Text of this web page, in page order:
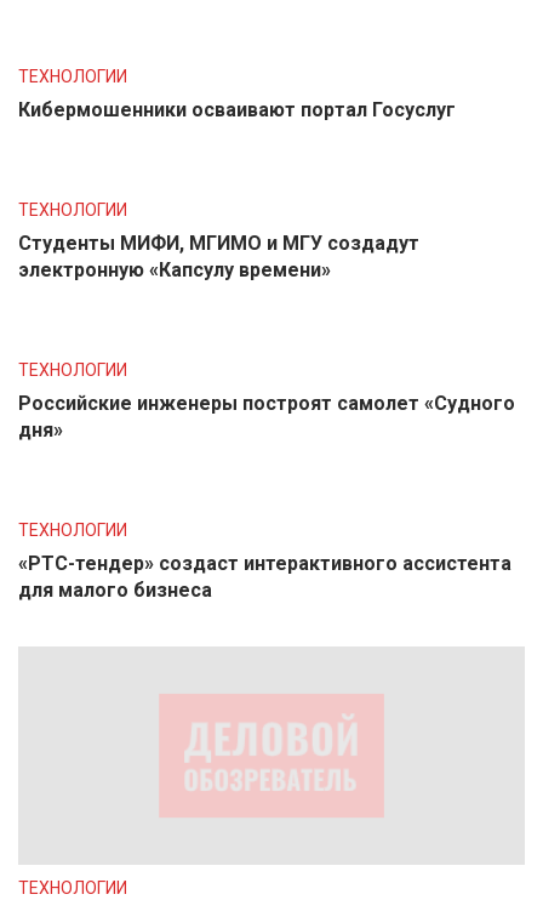
ТЕХНОЛОГИИ
Кибермошенники осваивают портал Госуслуг
ТЕХНОЛОГИИ
Студенты МИФИ, МГИМО и МГУ создадут
электронную «Капсулу времени»
ТЕХНОЛОГИИ
Российские инженеры построят самолет «Судного
дня»
ТЕХНОЛОГИИ
«РТС-тендер» создаст интерактивного ассистента
для малого бизнеса
ТЕХНОЛОГИИ